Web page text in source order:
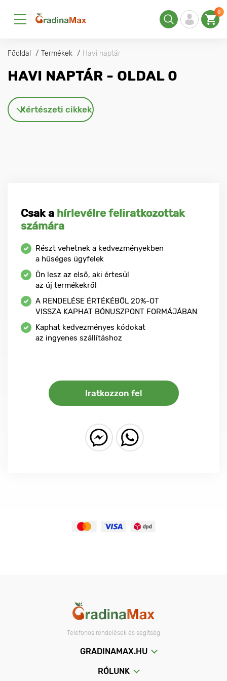
0
Főoldal Termékek Havi naptár
HAVI NAPTÁR - OLDAL 0
Kértészeti cikkek
Csak a hírlevélre feliratkozottak
számára
Részt vehetnek a kedvezményekben
a hűséges ügyfelek
Ön lesz az első, aki értesül
az új termékekről
A RENDELÉSE ÉRTÉKÉBŐL 20%-OT
VISSZA KAPHAT BÓNUSZPONT FORMÁJÁBAN
Kaphat kedvezményes kódokat
az ingyenes szállításhoz
Iratkozzon fel
Telefonos rendelések és segítség
GRADINAMAX.HU
RÓLUNK